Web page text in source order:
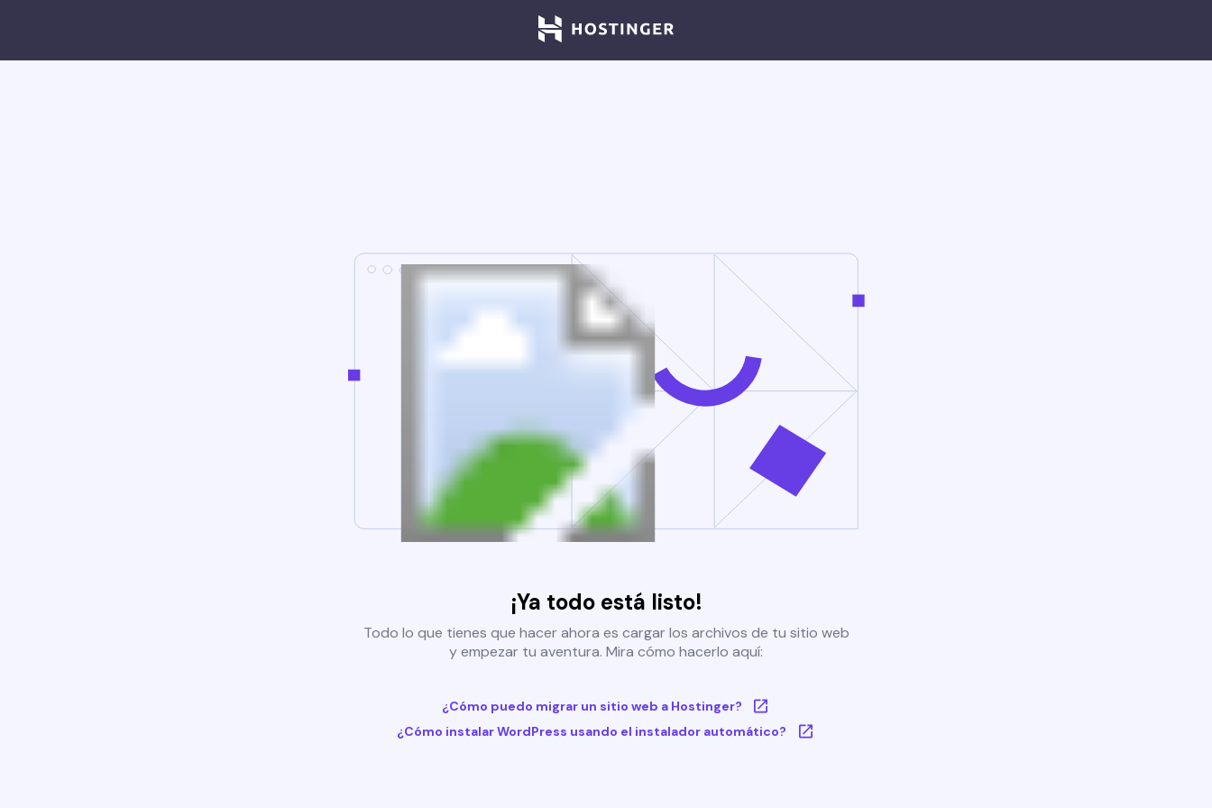
¡Ya todo está listo!
Todo lo que tienes que hacer ahora es cargar los archivos de tu sitio web
y empezar tu aventura. Mira cómo hacerlo aquí:
¿Cómo puedo migrar un sitio web a Hostinger?
¿Cómo instalar WordPress usando el instalador automático?